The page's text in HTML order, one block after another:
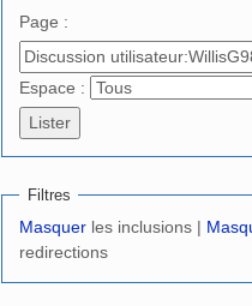
Page :
Espace :
Filtres
Masquer les inclusions |
redirections